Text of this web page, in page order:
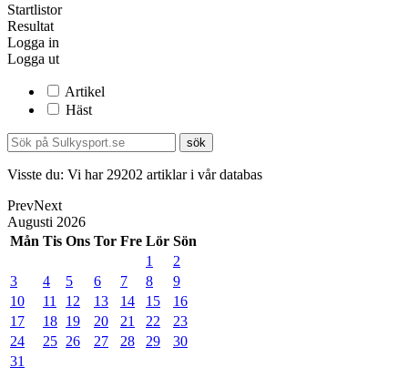
Startlistor
Resultat
Logga in
Logga ut
Artikel
Häst
Visste du: Vi har 29202 artiklar i vår databas
PrevNext
Augusti 2026
Mån Tis Ons Tor Fre Lör Sön
1
2
3
4 5 6 7 8
9
10
11 12 13 14 15
16
17
18 19 20 21 22
23
24
25 26 27 28 29
30
31